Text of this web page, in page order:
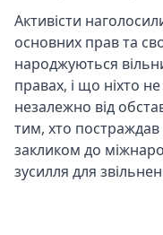
Активісти
основних прав та
народжуються
правах, і що ніхто
незалежно від
тим, хто постраждав
закликом до
зусилля для